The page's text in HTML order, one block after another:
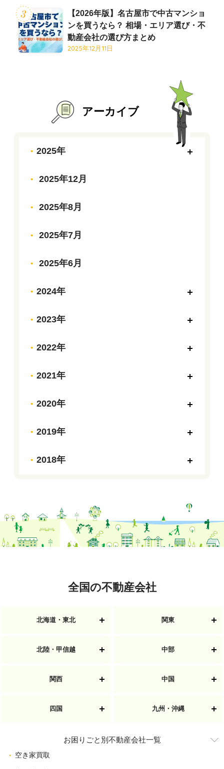
【2026年版】名古屋市で中古マンショ
ンを買うなら？ 相場・エリア選び・不
動産会社の選び方まとめ
2025年12月11日
アーカイブ
2025年
2025年12月
2025年8月
2025年7月
2025年6月
2024年
2023年
2022年
2021年
2020年
2019年
2018年
全国の不動産会社
北海道・東北 関東
北陸・甲信越 中部
関西 中国
四国 九州・沖縄
お困りごと別不動産会社一覧
空き家買取